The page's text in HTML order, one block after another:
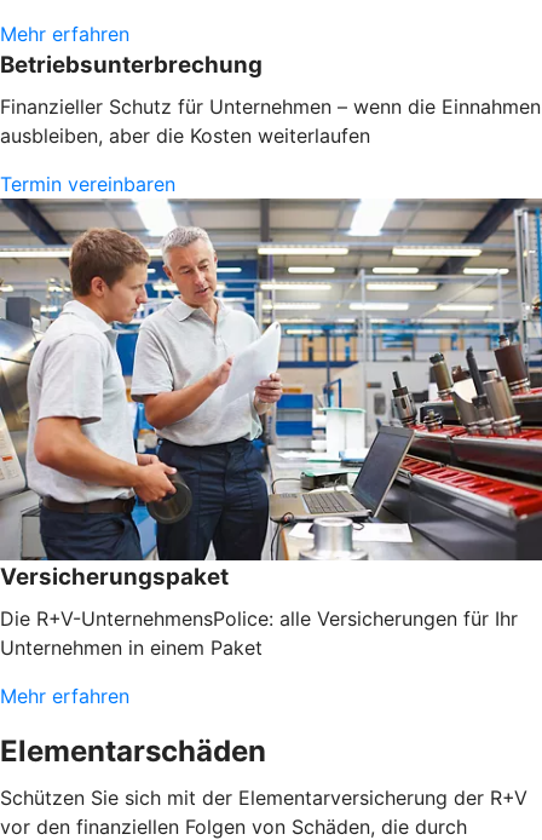
Mehr erfahren
Betriebsunterbrechung
Finanzieller Schutz für Unternehmen – wenn die Einnahmen
ausbleiben, aber die Kosten weiterlaufen
Termin vereinbaren
Versicherungspaket
Die R+V-UnternehmensPolice: alle Versicherungen für Ihr
Unternehmen in einem Paket
Mehr erfahren
Elementarschäden
Schützen Sie sich mit der Elementarversicherung der R+V
vor den finanziellen Folgen von Schäden, die durch